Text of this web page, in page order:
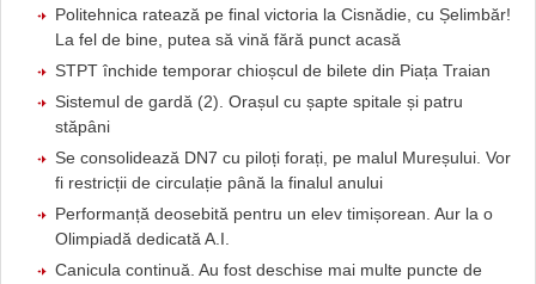
Politehnica ratează pe final victoria la Cisnădie, cu Șelimbăr!
La fel de bine, putea să vină fără punct acasă
STPT închide temporar chioșcul de bilete din Piața Traian
Sistemul de gardă (2). Orașul cu șapte spitale și patru
stăpâni
Se consolidează DN7 cu piloți forați, pe malul Mureșului. Vor
fi restricții de circulație până la finalul anului
Performanță deosebită pentru un elev timișorean. Aur la o
Olimpiadă dedicată A.I.
Canicula continuă. Au fost deschise mai multe puncte de